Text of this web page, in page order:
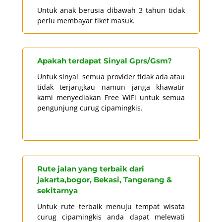
Untuk anak berusia dibawah 3 tahun tidak
perlu membayar tiket masuk.
Apakah terdapat Sinyal Gprs/Gsm?
Untuk sinyal semua provider tidak ada atau
tidak terjangkau namun janga khawatir
kami menyediakan Free WiFi untuk semua
pengunjung curug cipamingkis.
Rute jalan yang terbaik dari
jakarta,bogor, Bekasi, Tangerang &
sekitarnya
Untuk rute terbaik menuju tempat wisata
curug cipamingkis anda dapat melewati